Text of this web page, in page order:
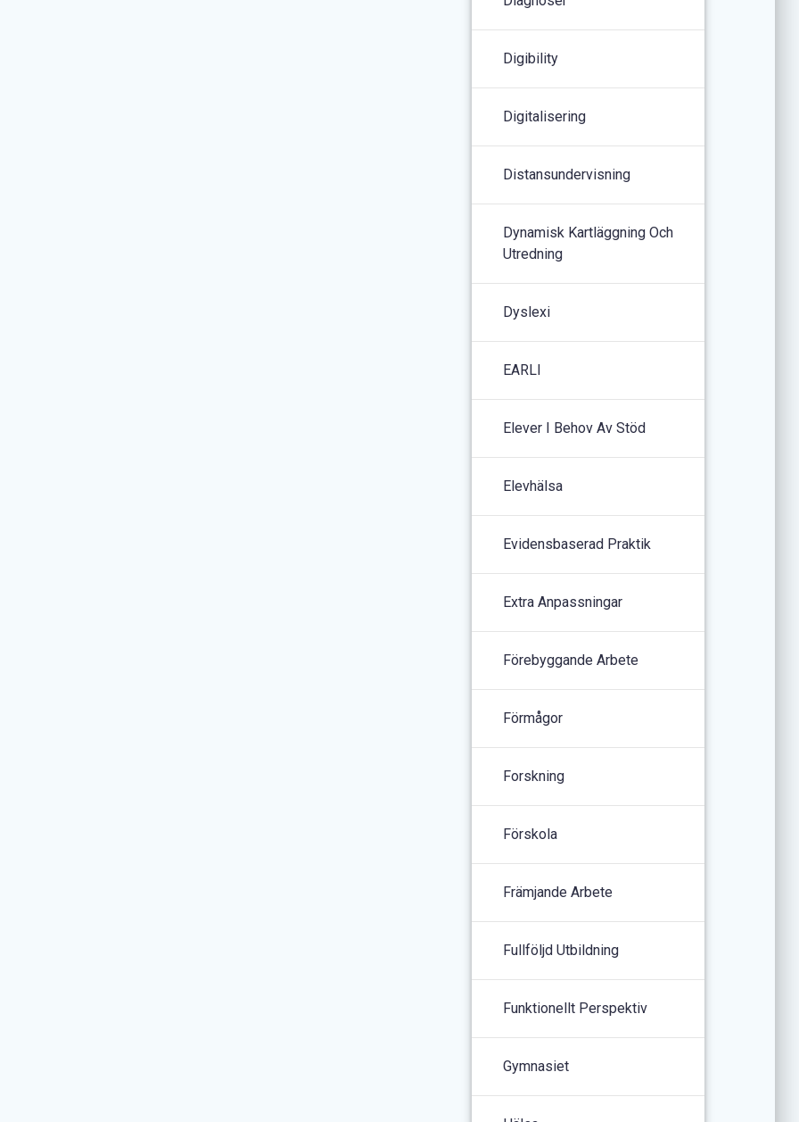
Digibility
Digitalisering
Distansundervisning
Dynamisk Kartläggning Och
Utredning
Dyslexi
EARLI
Elever I Behov Av Stöd
Elevhälsa
Evidensbaserad Praktik
Extra Anpassningar
Förebyggande Arbete
Förmågor
Forskning
Förskola
Främjande Arbete
Fullföljd Utbildning
Funktionellt Perspektiv
Gymnasiet